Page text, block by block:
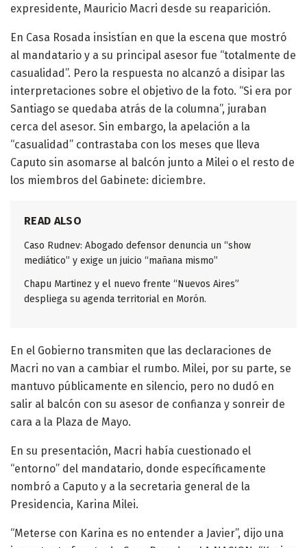
expresidente, Mauricio Macri desde su reaparición.
En Casa Rosada insistían en que la escena que mostró
al mandatario y a su principal asesor fue “totalmente de
casualidad”. Pero la respuesta no alcanzó a disipar las
interpretaciones sobre el objetivo de la foto. “Si era por
Santiago se quedaba atrás de la columna”, juraban
cerca del asesor. Sin embargo, la apelación a la
“casualidad” contrastaba con los meses que lleva
Caputo sin asomarse al balcón junto a Milei o el resto de
los miembros del Gabinete: diciembre.
READ ALSO
Caso Rudnev: Abogado defensor denuncia un “show
mediático” y exige un juicio “mañana mismo”
Chapu Martinez y el nuevo frente “Nuevos Aires”
despliega su agenda territorial en Morón.
En el Gobierno transmiten que las declaraciones de
Macri no van a cambiar el rumbo. Milei, por su parte, se
mantuvo públicamente en silencio, pero no dudó en
salir al balcón con su asesor de confianza y sonreir de
cara a la Plaza de Mayo.
En su presentación, Macri había cuestionado el
“entorno” del mandatario, donde específicamente
nombró a Caputo y a la secretaria general de la
Presidencia, Karina Milei.
“Meterse con Karina es no entender a Javier”, dijo una